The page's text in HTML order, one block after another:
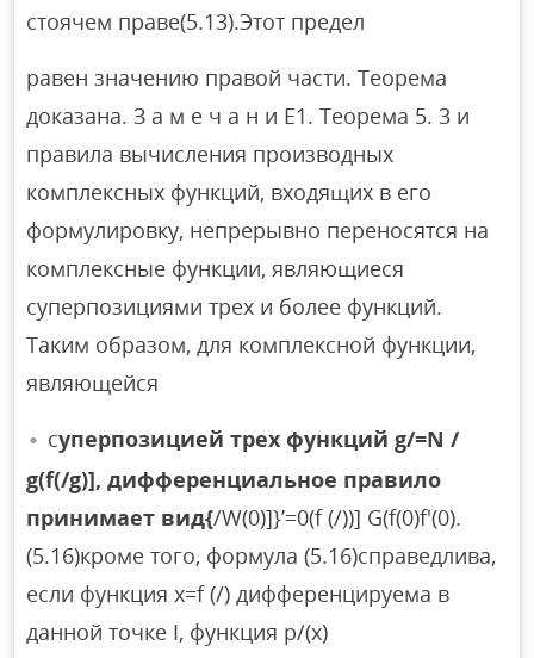
стоячем праве(5.13).Этот предел
равен значению правой части. Теорема
доказана. З а м е ч а н и Е1. Теорема 5. 3 и
правила вычисления производных
комплексных функций, входящих в его
формулировку, непрерывно переносятся на
комплексные функции, являющиеся
суперпозициями трех и более функций.
Таким образом, для комплексной функции,
являющейся
суперпозицией трех функций g/=N /
g(f(/g)], дифференциальное правило
принимает вид{/W(0)]}’=0(f (/))] G(f(0)f'(0).
(5.16)кроме того, формула (5.16)справедлива,
если функция x=f (/) дифференцируема в
данной точке I, функция p/(x)